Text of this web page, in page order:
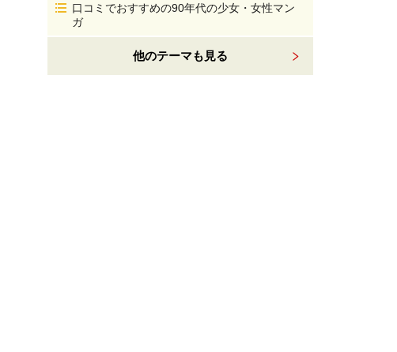
口コミでおすすめの90年代の少女・女性マン
ガ
他のテーマも見る